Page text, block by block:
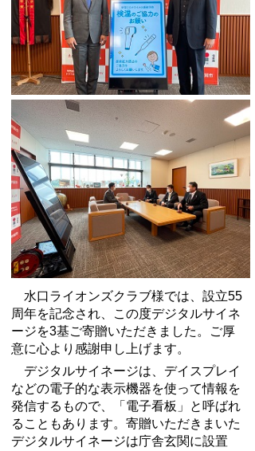
水口ライオンズクラブ様では、設立55
周年を記念され、この度デジタルサイネ
ージを3基ご寄贈いただきました。ご厚
意に心より感謝申し上げます。
デジタルサイネージは、デイスプレイ
などの電子的な表示機器を使って情報を
発信するもので、「電子看板」と呼ばれ
ることもあります。寄贈いただきまいた
デジタルサイネージは庁舎玄関に設置